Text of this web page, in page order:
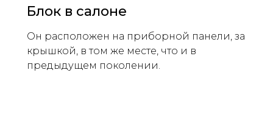
Блок в салоне
Он расположен на приборной панели, за
крышкой, в том же месте, что и в
предыдущем поколении.